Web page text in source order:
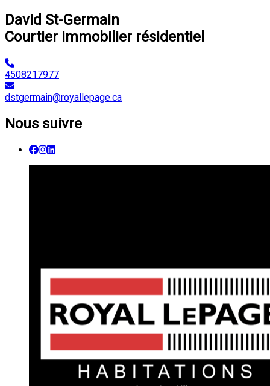
David St-Germain
Courtier immobilier résidentiel
4508217977
dstgermain@royallepage.ca
Nous suivre